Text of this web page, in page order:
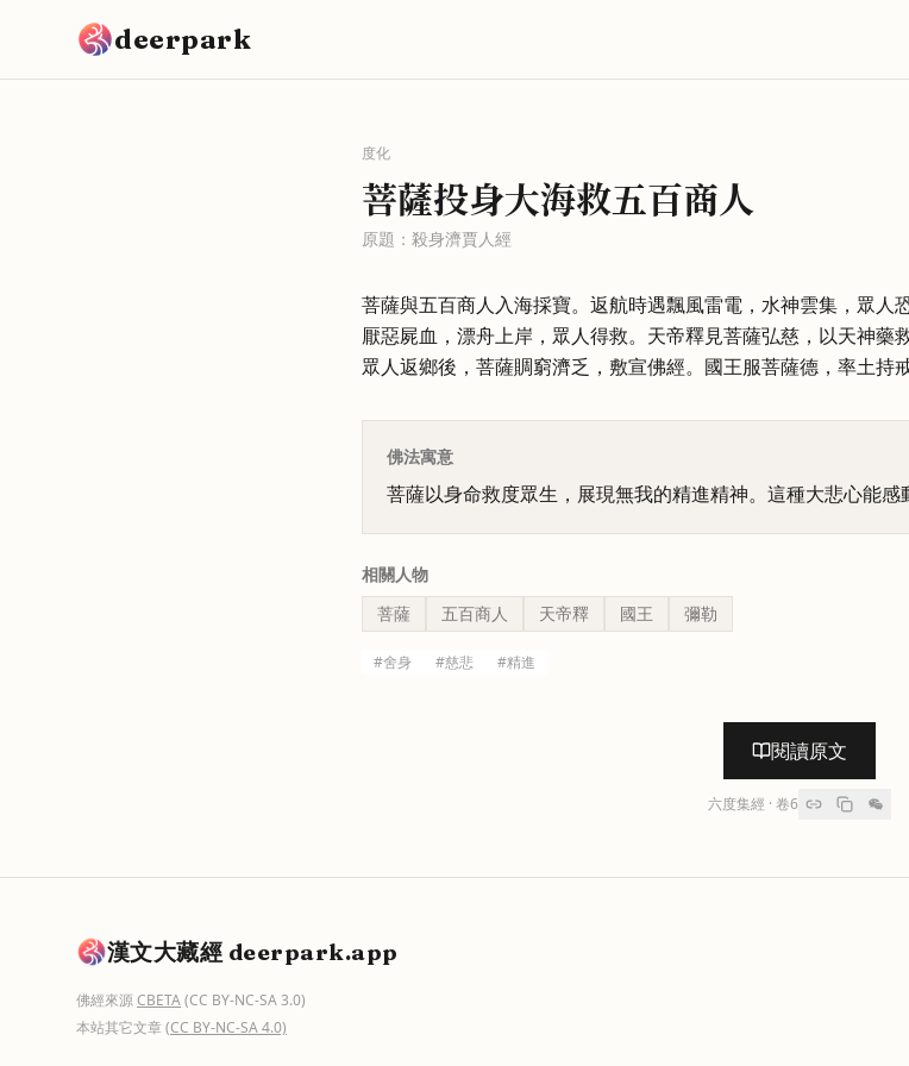
deerpark
度化
菩薩投身大海救五百商人
原題： 殺身濟賈人經
菩薩與五百商人入海採寶。返航時遇飄風雷電，水神雲集，眾人
厭惡屍血，漂舟上岸，眾人得救。天帝釋見菩薩弘慈，以天神藥
眾人返鄉後，菩薩賙窮濟乏，敷宣佛經。國王服菩薩德，率土持
佛法寓意
菩薩以身命救度眾生，展現無我的精進精神。這種大悲心能感
相關人物
菩薩
五百商人 天帝釋 國王 彌勒
#舍身 #慈悲 #精進
閱讀原文
六度集經 · 卷6
漢文大藏經 deerpark.app
佛經來源CBETA(CC BY-NC-SA 3.0)
本站其它文章(CC BY-NC-SA 4.0)